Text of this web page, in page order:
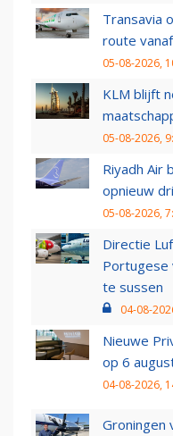
Transavia
route
05-08-2026,
KLM blijft
05-08-2026,
Riyadh Air
opnieuw
05-08-2026,
Directie
Portugese
te sussen
04-08-
Nieuwe
op 6
04-08-2026,
Groningen